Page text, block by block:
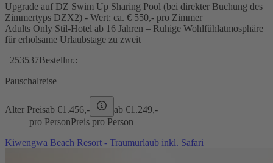
Upgrade auf DZ Swim Up Sharing Pool (bei direkter Buchung des
Zimmertyps DZX2) - Wert: ca. € 550,- pro Zimmer
Adults Only Stil-Hotel ab 16 Jahren – Ruhige Wohlfühlatmosphäre
für erholsame Urlaubstage zu zweit
253537Bestellnr.:
Pauschalreise
Alter Preisab €1.456,- ab €1.249,-
pro PersonPreis pro Person
Kiwengwa Beach Resort - Traumurlaub inkl. Safari